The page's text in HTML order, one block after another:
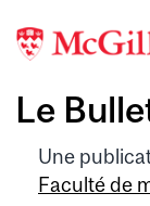
Le
Une
Faculté de